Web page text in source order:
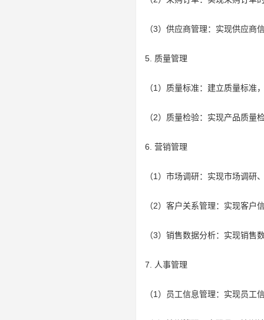
（3）供应商管理：实现供应商
5. 质量管理
（1）质量标准：建立质量标准
（2）质量检验：实现产品质量
6. 营销管理
（1）市场调研：实现市场调研
（2）客户关系管理：实现客户
（3）销售数据分析：实现销售
7. 人事管理
（1）员工信息管理：实现员工